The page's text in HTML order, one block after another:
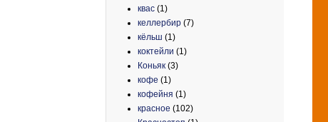
квас (1)
келлербир (7)
кёльш (1)
коктейли (1)
Коньяк (3)
кофе (1)
кофейня (1)
красное (102)